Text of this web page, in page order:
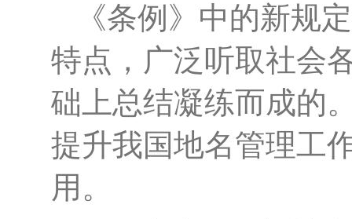
《条例》中的新规
特点，广泛听取社会
础上总结凝练而成的
提升我国地名管理工
用。